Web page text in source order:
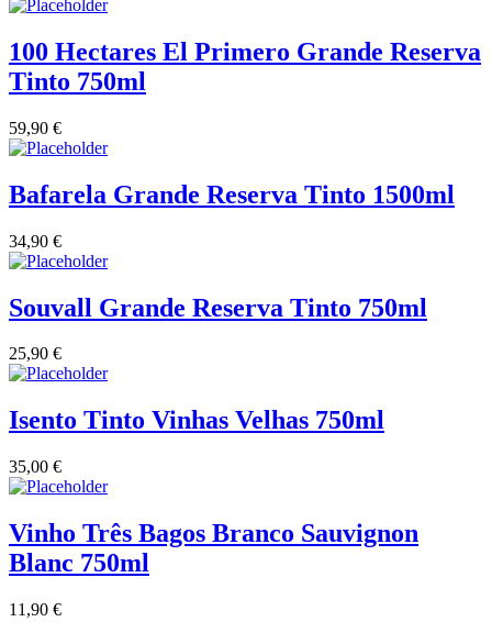
100 Hectares El Primero Grande Reserva
Tinto 750ml
59,90 €
Bafarela Grande Reserva Tinto 1500ml
34,90 €
Souvall Grande Reserva Tinto 750ml
25,90 €
Isento Tinto Vinhas Velhas 750ml
35,00 €
Vinho Três Bagos Branco Sauvignon
Blanc 750ml
11,90 €